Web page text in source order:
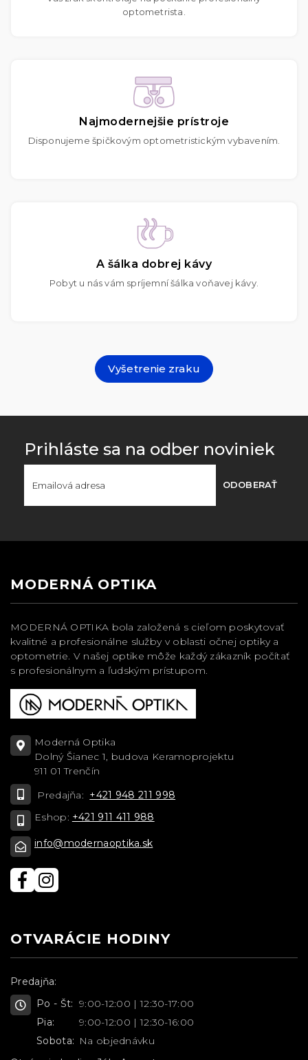
optometrista.
Najmodernejšie prístroje
Disponujeme špičkovým optometristickým vybavením.
A šálka dobrej kávy
Pobyt u nás vám spríjemní šálka voňavej kávy.
Vyšetrenie zraku
Prihláste sa na odber noviniek
ODOBERAŤ
MODERNÁ OPTIKA
MODERNÁ OPTIKA bola založená s cieľom poskytovať
kvalitné a profesionálne služby v oblasti očnej optiky a
optometrie. V našej optike môže každý zákazník počítať
s profesionálnym a ľudským prístupom.
Moderná Optika
Dolný Šianec 1, budova Keramoprojektu
911 01 Trenčín
Predajňa: +421 948 211 998
Eshop: +421 911 411 988
info@modernaoptika.sk
OTVARÁCIE HODINY
Predajňa:
Po - Št: 9:00-12:00 | 12:30-17:00
Pia:
9:00-12:00 | 12:30-16:00
Sobota: Na objednávku